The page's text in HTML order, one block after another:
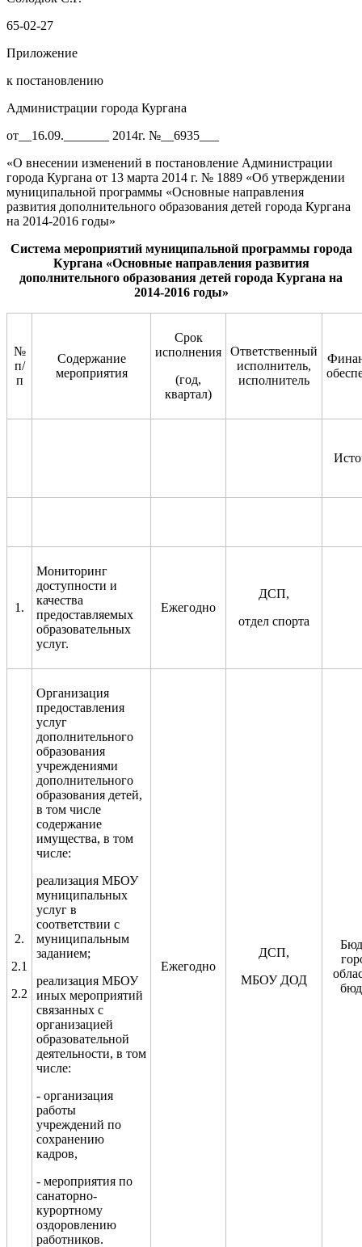
65-02-27
Приложение
к постановлению
Администрации города Кургана
от__16.09._______ 2014г. №__6935___
«О внесении изменений в постановление Администрации
города Кургана от 13 марта 2014 г. № 1889 «Об утверждении
муниципальной программы «Основные направления
развития дополнительного образования детей города Кургана
на 2014-2016 годы»
Система мероприятий муниципальной программы города
Кургана «Основные направления развития
дополнительного образования детей города Кургана на
2014-2016годы»
№
п/
п
Содержание
мероприятия
Срок
исполнения
(год,
квартал)
Ответственный
исполнитель,
исполнитель
1.
Мониторинг
доступности и
качества
предоставляемых
образовательных
услуг.
Ежегодно
ДСП,
отдел спорта
2.
2.1
2.2
Организация
предоставления
услуг
дополнительного
образования
учреждениями
дополнительного
образования детей,
в том числе
содержание
имущества, в том
числе:
реализация МБОУ
муниципальных
услуг в
соответствии с
муниципальным
заданием;
реализация МБОУ
иных мероприятий
связанных с
организацией
образовательной
деятельности, в том
числе:
- организация
работы
учреждений по
сохранению
кадров,
- мероприятия по
санаторно-
курортному
оздоровлению
работников.
Ежегодно
ДСП,
МБОУ ДОД